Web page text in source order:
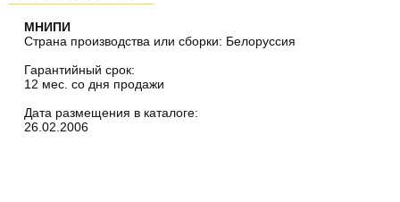
МНИПИ
Страна производства или сборки: Белоруссия
Гарантийный срок:
12 мес. со дня продажи
Дата размещения в каталоге:
26.02.2006